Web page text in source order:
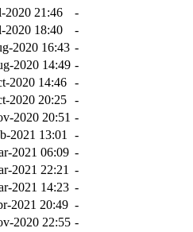
2020 21:46
-
2020 18:40
-
2020 16:43 -
2020 14:49 -
2020 14:46 -
2020 20:25 -
2020 20:51 -
2021 13:01
-
2021 06:09 -
2021 22:21 -
2021 14:23 -
2021 20:49 -
2020 22:55 -